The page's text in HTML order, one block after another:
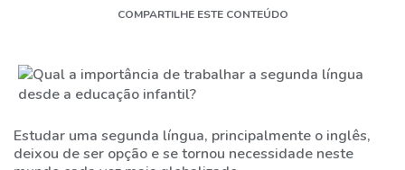
NOTÍCIAS/ATUALIDADES
NOSSOS
COMPARTILHE ESTE CONTEÚDO
Estudar uma segunda língua, principalmente o inglês,
deixou de ser opção e se tornou necessidade neste